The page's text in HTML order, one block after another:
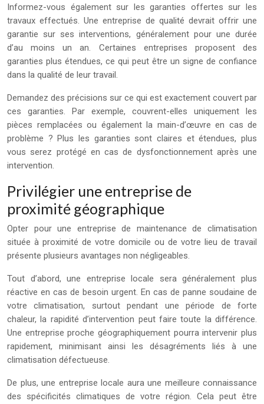
Informez-vous également sur les garanties offertes sur les
travaux effectués. Une entreprise de qualité devrait offrir une
garantie sur ses interventions, généralement pour une durée
d’au moins un an. Certaines entreprises proposent des
garanties plus étendues, ce qui peut être un signe de confiance
dans la qualité de leur travail.
Demandez des précisions sur ce qui est exactement couvert par
ces garanties. Par exemple, couvrent-elles uniquement les
pièces remplacées ou également la main-d’œuvre en cas de
problème ? Plus les garanties sont claires et étendues, plus
vous serez protégé en cas de dysfonctionnement après une
intervention.
Privilégier une entreprise de
proximité géographique
Opter pour une entreprise de maintenance de climatisation
située à proximité de votre domicile ou de votre lieu de travail
présente plusieurs avantages non négligeables.
Tout d’abord, une entreprise locale sera généralement plus
réactive en cas de besoin urgent. En cas de panne soudaine de
votre climatisation, surtout pendant une période de forte
chaleur, la rapidité d’intervention peut faire toute la différence.
Une entreprise proche géographiquement pourra intervenir plus
rapidement, minimisant ainsi les désagréments liés à une
climatisation défectueuse.
De plus, une entreprise locale aura une meilleure connaissance
des spécificités climatiques de votre région. Cela peut être